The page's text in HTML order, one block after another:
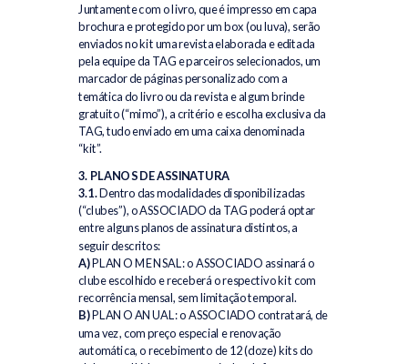
Juntamente com o livro, que é impresso em capa
brochura e protegido por um box (ou luva), serão
enviados no kit uma revista elaborada e editada
pela equipe da TAG e parceiros selecionados, um
marcador de páginas personalizado com a
temática do livro ou da revista e algum brinde
gratuito (“mimo”), a critério e escolha exclusiva da
TAG, tudo enviado em uma caixa denominada
“kit”.
3. PLANOS DE ASSINATURA
3.1.Dentro das modalidades disponibilizadas
(“clubes”), o ASSOCIADO da TAG poderá optar
entre alguns planos de assinatura distintos, a
seguir descritos:
A)PLANO MENSAL: o ASSOCIADO assinará o
clube escolhido e receberá o respectivo kit com
recorrência mensal, sem limitação temporal.
B)PLANO ANUAL: o ASSOCIADO contratará, de
uma vez, com preço especial e renovação
automática, o recebimento de 12 (doze) kits do